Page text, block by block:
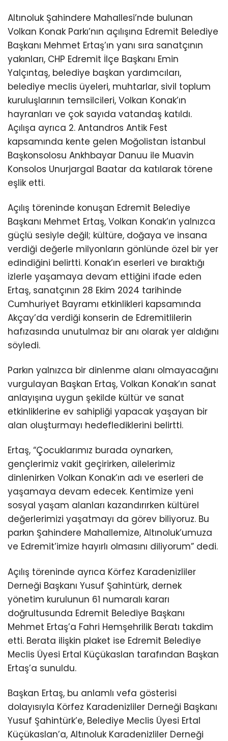
Altınoluk Şahindere Mahallesi’nde bulunan
Volkan Konak Parkı’nın açılışına Edremit Belediye
Başkanı Mehmet Ertaş’ın yanı sıra sanatçının
yakınları, CHP Edremit İlçe Başkanı Emin
Yalçıntaş, belediye başkan yardımcıları,
belediye meclis üyeleri, muhtarlar, sivil toplum
kuruluşlarının temsilcileri, Volkan Konak’ın
hayranları ve çok sayıda vatandaş katıldı.
Açılışa ayrıca 2. Antandros Antik Fest
kapsamında kente gelen Moğolistan İstanbul
Başkonsolosu Ankhbayar Danuu ile Muavin
Konsolos Unurjargal Baatar da katılarak törene
eşlik etti.
Açılış töreninde konuşan Edremit Belediye
Başkanı Mehmet Ertaş, Volkan Konak’ın yalnızca
güçlü sesiyle değil; kültüre, doğaya ve insana
verdiği değerle milyonların gönlünde özel bir yer
edindiğini belirtti. Konak’ın eserleri ve bıraktığı
izlerle yaşamaya devam ettiğini ifade eden
Ertaş, sanatçının 28 Ekim 2024 tarihinde
Cumhuriyet Bayramı etkinlikleri kapsamında
Akçay’da verdiği konserin de Edremitlilerin
hafızasında unutulmaz bir anı olarak yer aldığını
söyledi.
Parkın yalnızca bir dinlenme alanı olmayacağını
vurgulayan Başkan Ertaş, Volkan Konak’ın sanat
anlayışına uygun şekilde kültür ve sanat
etkinliklerine ev sahipliği yapacak yaşayan bir
alan oluşturmayı hedeflediklerini belirtti.
Ertaş, “Çocuklarımız burada oynarken,
gençlerimiz vakit geçirirken, ailelerimiz
dinlenirken Volkan Konak’ın adı ve eserleri de
yaşamaya devam edecek. Kentimize yeni
sosyal yaşam alanları kazandırırken kültürel
değerlerimizi yaşatmayı da görev biliyoruz. Bu
parkın Şahindere Mahallemize, Altınoluk’umuza
ve Edremit’imize hayırlı olmasını diliyorum” dedi.
Açılış töreninde ayrıca Körfez Karadenizliler
Derneği Başkanı Yusuf Şahintürk, dernek
yönetim kurulunun 61 numaralı kararı
doğrultusunda Edremit Belediye Başkanı
Mehmet Ertaş’a Fahri Hemşehrilik Beratı takdim
etti. Berata ilişkin plaket ise Edremit Belediye
Meclis Üyesi Ertal Küçükaslan tarafından Başkan
Ertaş’a sunuldu.
Başkan Ertaş, bu anlamlı vefa gösterisi
dolayısıyla Körfez Karadenizliler Derneği Başkanı
Yusuf Şahintürk’e, Belediye Meclis Üyesi Ertal
Küçükaslan’a, Altınoluk Karadenizliler Derneği